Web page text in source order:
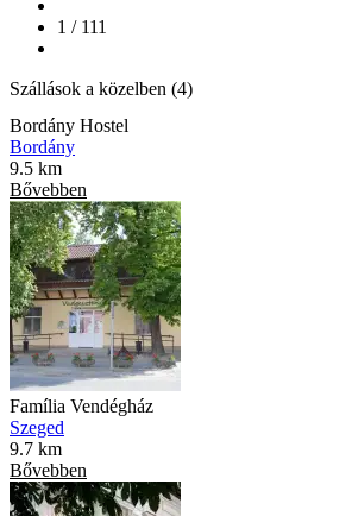
1 / 111
Szállások a közelben (4)
Bordány Hostel
Bordány
9.5 km
Bővebben
Família Vendégház
Szeged
9.7 km
Bővebben